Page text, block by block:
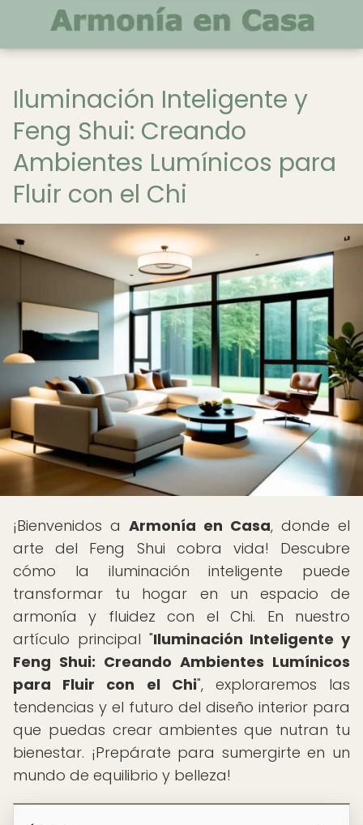
Iluminación Inteligente y
Feng Shui: Creando
Ambientes Lumínicos para
Fluir con el Chi
¡Bienvenidos a Armonía en Casa, donde el
arte del Feng Shui cobra vida! Descubre
cómo la iluminación inteligente puede
transformar tu hogar en un espacio de
armonía y fluidez con el Chi. En nuestro
artículo principal "Iluminación Inteligente y
Feng Shui: Creando Ambientes Lumínicos
para Fluir con el Chi", exploraremos las
tendencias y el futuro del diseño interior para
que puedas crear ambientes que nutran tu
bienestar. ¡Prepárate para sumergirte en un
mundo de equilibrio y belleza!